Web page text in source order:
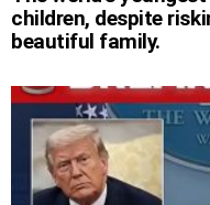
children, despite
beautiful family.